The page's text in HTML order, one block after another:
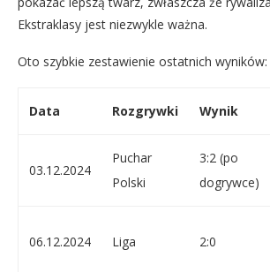
Ekstraklasy jest niezwykle ważna.
Oto szybkie zestawienie ostatnich wyników:
Data Rozgrywki Wynik
03.12.2024
Puchar
Polski
3:2 (po
dogrywce)
06.12.2024 Liga 2:0